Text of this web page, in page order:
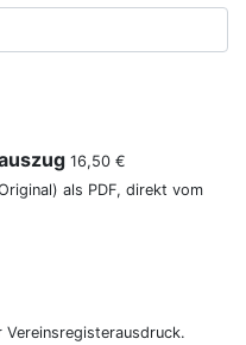
16,50 €
als PDF, direkt vom